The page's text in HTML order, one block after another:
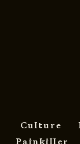
Culture
Painkiller